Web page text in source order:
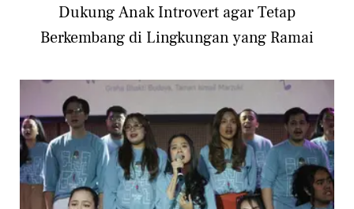
Dukung Anak Introvert agar Tetap
Berkembang di Lingkungan yang Ramai